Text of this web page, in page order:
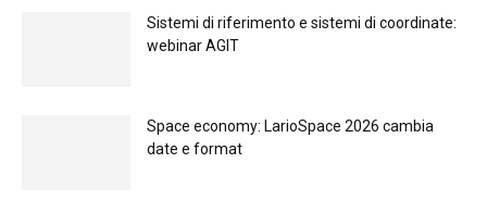
Sistemi di riferimento e sistemi di coordinate:
webinar AGIT
Space economy: LarioSpace 2026 cambia
date e format